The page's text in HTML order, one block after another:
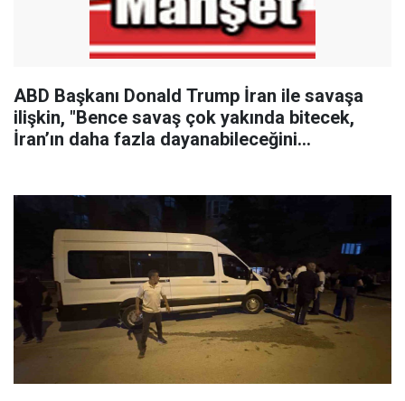
ABD Başkanı Donald Trump İran ile savaşa
ilişkin, "Bence savaş çok yakında bitecek,
İran’ın daha fazla dayanabileceğini